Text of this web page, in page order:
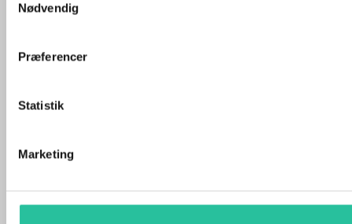
Nødvendig
Præferencer
Statistik
Marketing